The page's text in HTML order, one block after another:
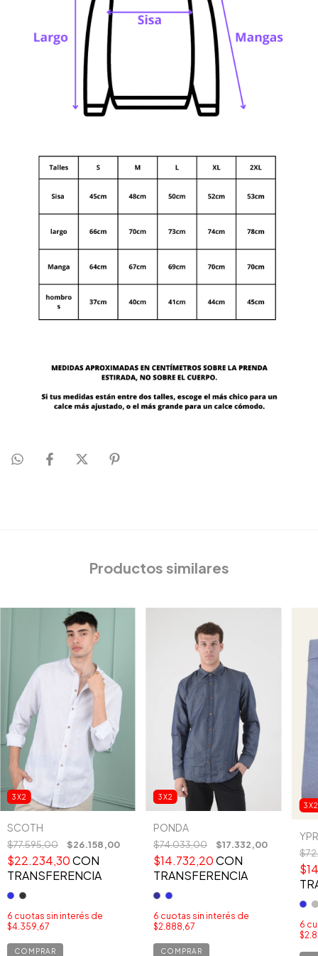
Productos similares
3X2
SCOTH
$77.595,00 $26.158,00
$22.234,30CON
TRANSFERENCIA
6 cuotas sin interés de
$4.359,67
COMPRAR
3X2
PONDA
$74.033,00 $17.332,00
$14.732,20CON
TRANSFERENCIA
6 cuotas sin interés de
$2.888,67
COMPRAR
6